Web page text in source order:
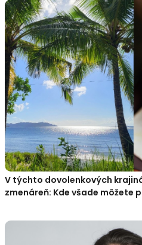
V týchto dovolenkových
zmenáreň: Kde všade môžete